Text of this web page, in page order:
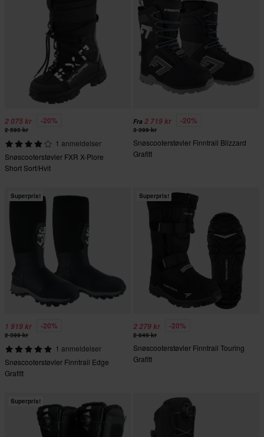
2 075 kr -20%
2 595 kr
1 anmeldelser
Snøscooterstøvler FXR X-Plore
Short Sort/Hvit
Fra 2 719 kr -20%
3 399 kr
Snøscooterstøvler Finntrail Blizzard
Grafitt
Superpris!
1 919 kr -20%
2 399 kr
1 anmeldelser
Snøscooterstøvler Finntrail Edge
Grafitt
Superpris!
2 279 kr -20%
2 849 kr
Snøscooterstøvler Finntrail Touring
Grafitt
Superpris!